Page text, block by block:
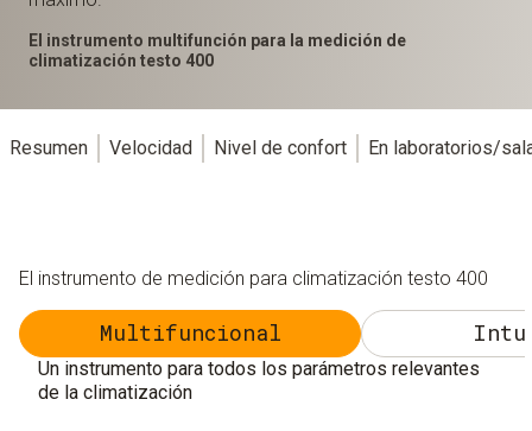
El instrumento multifunción para la medición de
climatización testo 400
Resumen Velocidad Nivel de confort En laboratorios/
El instrumento de medición para climatización testo 400
Multifuncional
Un instrumento para todos los parámetros relevantes
de la climatización